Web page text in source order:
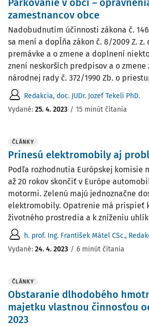
Parkovanie v obci –
zamestnancov obce
Nadobudnutím účinnosti zákona č.
sa mení a dopĺňa zákon č. 8/2009 Z. z.
premávke a o zmene a doplnení
znení neskorších predpisov a o zmene
národnej rady č. 372/1990 Zb. o
Redakcia, doc. JUDr. Jozef Tekeli PhD.
Vydané: 25. 4. 2023 / 15 minút čítania
ČLÁNKY
Prinesú elektromobily aj
Podľa rozhodnutia Európskej komisie
až 20 rokov skončiť v Európe
motormi. Zelenú majú jednoznačne
elektromobily. Opatrenie má prispieť
životného prostredia a k zníženiu
h. prof. Ing. František Mátel CSc.,
Vydané: 24. 4. 2023 / 6 minút čítania
ČLÁNKY
Obstaranie dlhodobého
majetku vlastnou činnosťou
2023